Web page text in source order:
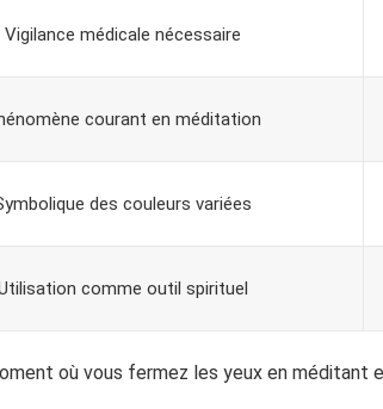
Vigilance médicale nécessaire
courant en méditation
des couleurs variées
comme outil spirituel
où vous fermez les yeux en méditant